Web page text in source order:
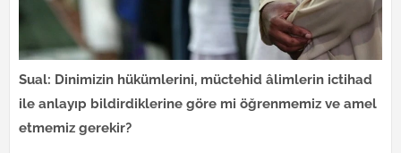
Sual: Dinimizin hükümlerini, müctehid âlimlerin ictihad
ile anlayıp bildirdiklerine göre mi öğrenmemiz ve amel
etmemiz gerekir?